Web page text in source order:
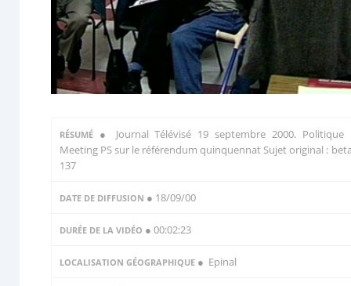
RÉSUMÉ ● Journal Télévisé 19 septembre 2000. Politique
Meeting PS sur le référendum quinquennat Sujet original :
137
DATE DE DIFFUSION ● 18/09/00
DURÉE DE LA VIDÉO ● 00:02:23
LOCALISATION GÉOGRAPHIQUE ● Epinal